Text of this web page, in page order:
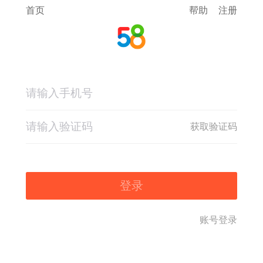
首页 帮助 注册
获取验证码
登录
账号登录